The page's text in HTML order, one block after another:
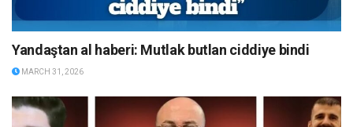
Yandaştan al haberi: Mutlak butlan ciddiye bindi
MARCH 31, 2026